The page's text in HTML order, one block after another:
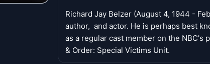
Richard Jay Belzer (August 4, 1944 -
author, and actor. He is perhaps best
as a regular cast member on the NBC's
& Order: Special Victims Unit.